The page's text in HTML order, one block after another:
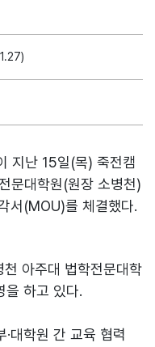
지난 15일(목) 죽전캠
문대학원(원장 소병천)
서(MOU)를 체결했다.
아주대 법학전문대학
을 하고 있다.
대학원 간 교육 협력